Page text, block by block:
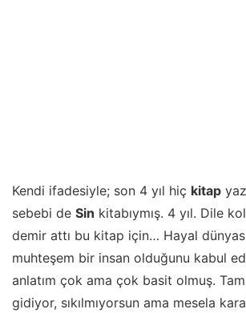
Kendi ifadesiyle; son 4 yıl hiç kitap
sebebi de Sin kitabıymış. 4 yıl. Dile
demir attı bu kitap için… Hayal
muhteşem bir insan olduğunu kabul
anlatım çok ama çok basit olmuş.
gidiyor, sıkılmıyorsun ama mesela